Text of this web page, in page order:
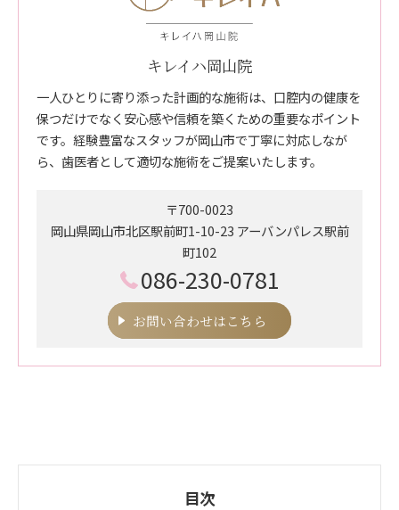
キレイハ岡山院
一人ひとりに寄り添った計画的な施術は、口腔内の健康を
保つだけでなく安心感や信頼を築くための重要なポイント
です。経験豊富なスタッフが岡山市で丁寧に対応しなが
ら、歯医者として適切な施術をご提案いたします。
〒700-0023
岡山県岡山市北区駅前町1-10-23 アーバンパレス駅前
町102
086-230-0781
お問い合わせはこちら
目次